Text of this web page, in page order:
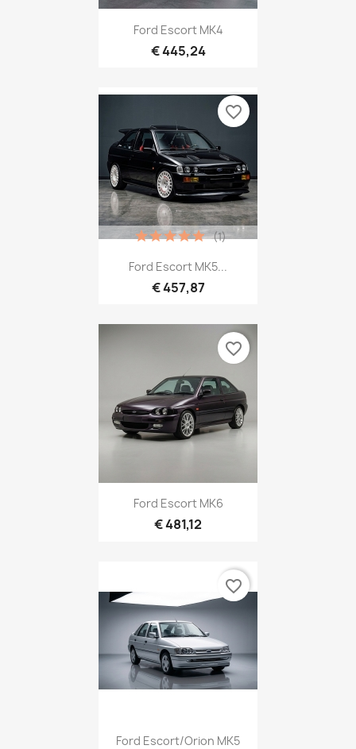
Ford Escort MK4
€ 445,24
Ford Escort MK5...
€ 457,87
(1)
favorite_border
Ford Escort MK6
€ 481,12
favorite_border
Ford Escort/Orion MK5
favorite_border